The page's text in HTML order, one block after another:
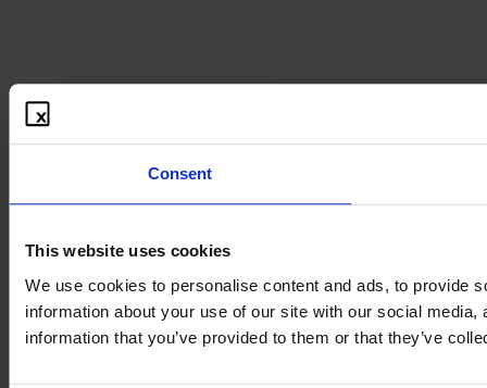
Consent
This website uses cookies
We use cookies to personalise content and ads, to provide
information about your use of our site with our social
information that you’ve provided to them or that they’ve